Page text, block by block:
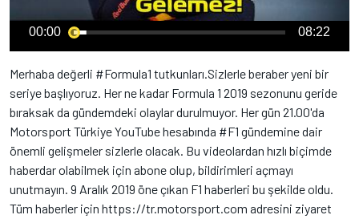
00:00 08:22
Merhaba değerli #Formula1 tutkunları.Sizlerle beraber yeni bir
seriye başlıyoruz. Her ne kadar Formula 1 2019 sezonunu geride
bıraksak da gündemdeki olaylar durulmuyor. Her gün 21.00'da
Motorsport Türkiye YouTube hesabında #F1 gündemine dair
önemli gelişmeler sizlerle olacak. Bu videolardan hızlı biçimde
haberdar olabilmek için abone olup, bildirimleri açmayı
unutmayın. 9 Aralık 2019 öne çıkan F1 haberleri bu şekilde oldu.
Tüm haberler için https://tr.motorsport.com adresini ziyaret